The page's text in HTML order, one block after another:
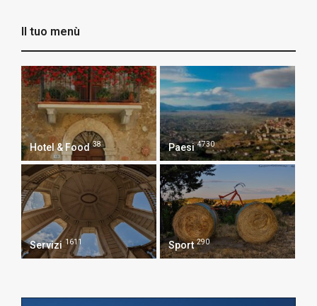
Il tuo menù
Hotel & Food 38 Paesi 4730
Servizi 1611 Sport 290